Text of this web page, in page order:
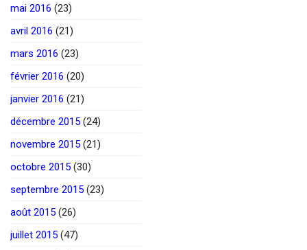
mai 2016 (23)
avril 2016 (21)
mars 2016 (23)
février 2016 (20)
janvier 2016 (21)
décembre 2015 (24)
novembre 2015 (21)
octobre 2015 (30)
septembre 2015 (23)
août 2015 (26)
juillet 2015 (47)